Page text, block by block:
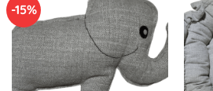
-15%
Adicionar
à Lista
de
Desejos